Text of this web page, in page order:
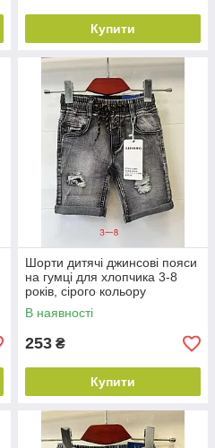
Купити
Шорти дитячі джинсові пояси
на гумці для хлопчика 3-8
років, сірого кольору
В наявності
253 ₴
Купити